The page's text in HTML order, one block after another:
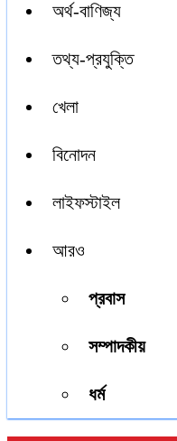
অর্থ-বাণিজ্য
তথ্য-প্রযুক্তি
খেলা
বিনোদন
লাইফস্টাইল
আরও
প্রবাস
সম্পাদকীয়
ধর্ম